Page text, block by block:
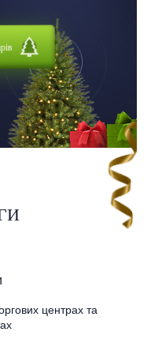
центрах та